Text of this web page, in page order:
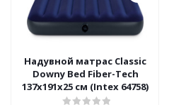
Надувной матрас Classic
Downy Bed Fiber-Tech
137х191х25 см (Intex 64758)